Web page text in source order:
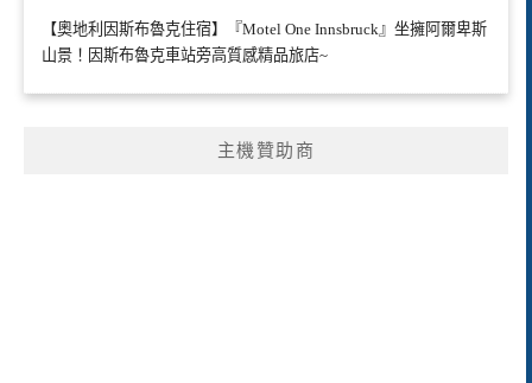
【奧地利因斯布魯克住宿】『Motel One Innsbruck』坐擁阿爾卑斯
山景！因斯布魯克車站旁高質感精品旅店~
主機贊助商